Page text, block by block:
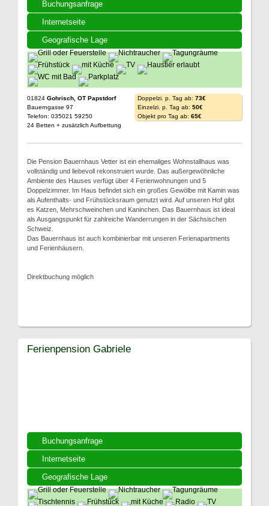
Buchungsanfrage
Internetseite
Geografische Lage
01824 Gohrisch, OT Papstdorf
Bauerngasse 97
Telefon: 035021 59250
24 Betten + zusätzlich Aufbettung
Doppelzi. p. Tag ab: 73€
Einzelzi. p. Tag ab: 50€
Objekt pro Tag ab: 65€
Die Pension Bauernhaus Vetter ist ein ehemaliges Wohnstallhaus was
vollständig und liebevoll rekonstruiert wurde. Das außergewöhnliche
Ambiente des Hauses verfügt über 4 Ferienwohnungen und 5
Doppelzimmer. Im Haus befindet sich ein großes Gewölbe mit Kamin was
als Aufenthalts- und Frühstücksraum genutzt wird. Auf unseren Hof gibt
es Katzen, Mehrschweinchen und Kaninchen. Das Bauernhaus ist ideal
als Ausgangspunkt für zahlreiche Wanderrungen in der Sächsischen
Schweiz.
Das Bauernhaus ist auch kombinierbar mit unseren Ferienapartments
und Ferienhäusern.
Direktbuchung möglich
Buchungsanfrage
Internetseite
Geografische Lage
Ferienpension Gabriele